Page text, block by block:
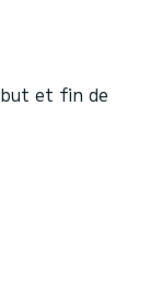
un devis
et fin de